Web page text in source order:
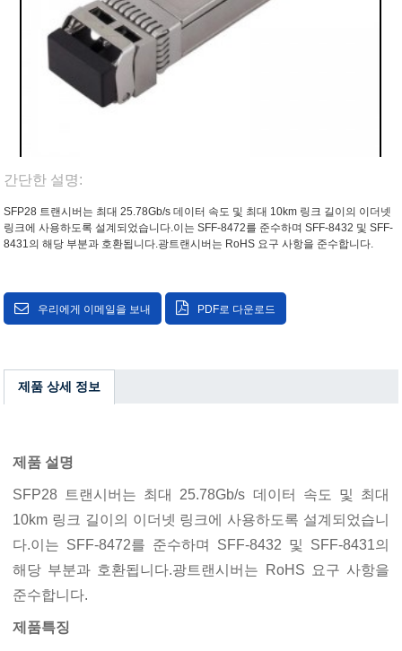
간단한 설명:
SFP28 트랜시버는 최대 25.78Gb/s 데이터 속도 및 최대 10km 링크 길이의 이더넷
링크에 사용하도록 설계되었습니다.이는 SFF-8472를 준수하며 SFF-8432 및 SFF-
8431의 해당 부분과 호환됩니다.광트랜시버는 RoHS 요구 사항을 준수합니다.
우리에게 이메일을 보내 PDF로 다운로드
제품 상세 정보
제품 설명
SFP28 트랜시버는 최대 25.78Gb/s 데이터 속도 및 최대
10km 링크 길이의 이더넷 링크에 사용하도록 설계되었습니
다.이는 SFF-8472를 준수하며 SFF-8432 및 SFF-8431의
해당 부분과 호환됩니다.광트랜시버는 RoHS 요구 사항을
준수합니다.
제품특징